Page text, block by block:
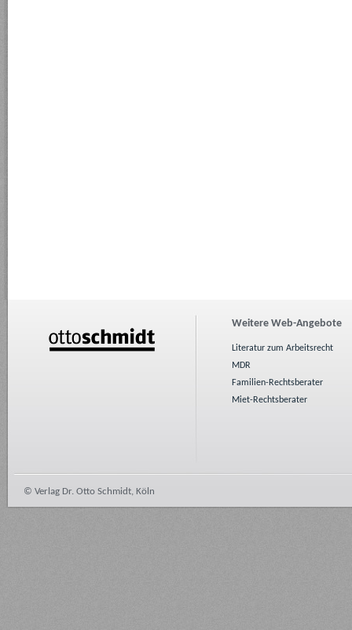
Weitere Web-Angebote
Literatur zum Arbeitsrecht
MDR
Familien-Rechtsberater
Miet-Rechtsberater
© Verlag Dr. Otto Schmidt, Köln